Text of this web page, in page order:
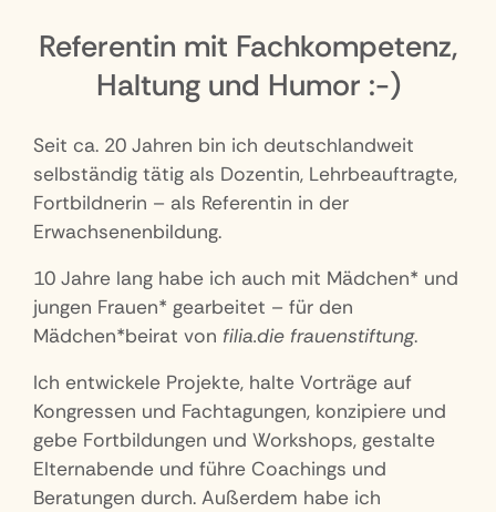
Referentin mit Fachkompetenz,
Haltung und Humor :-)
Seit ca. 20 Jahren bin ich deutschlandweit
selbständig tätig als Dozentin, Lehrbeauftragte,
Fortbildnerin – als Referentin in der
Erwachsenenbildung.
10 Jahre lang habe ich auch mit Mädchen* und
jungen Frauen* gearbeitet – für den
Mädchen*beirat von filia.die frauenstiftung.
Ich entwickele Projekte, halte Vorträge auf
Kongressen und Fachtagungen, konzipiere und
gebe Fortbildungen und Workshops, gestalte
Elternabende und führe Coachings und
Beratungen durch. Außerdem habe ich